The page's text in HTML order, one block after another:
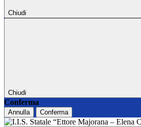
Chiudi
Chiudi
Conferma
Annulla Conferma